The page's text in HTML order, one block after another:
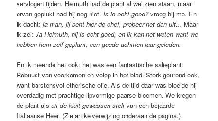
vervlogen tijden. Helmuth had de plant al wel zien staan, maar
ervan geplukt had hij nog niet.Is ie echt goed?vroeg hij me. En
ik dacht: ja man, jij bent hier de chef, probeer het dan uit… Maar
ik zei: Ja Helmuth, hij is echt goed, en ik kan het weten want we
hebben hem zelf geplant, een goede achttien jaar geleden.
En ik meende het ook: het was een fantastische salieplant.
Robuust van voorkomen en volop in het blad. Sterk geurend ook,
want barstensvol etherische olie. Als de tijd daar was bloeide hij
overdadig met prachtige lipvormige paarse bloemen. We kregen
de plant alsuit de kluit gewassen stek van een bejaarde
Italiaanse Heer. (Zie artikelverwijzing onderaan de pagina.)